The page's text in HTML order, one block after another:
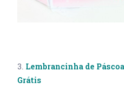
3. Lembrancinha de
Grátis